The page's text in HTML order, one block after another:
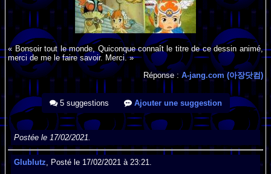
« Bonsoir tout le monde, Quiconque connaît le titre de ce dessin animé,
merci de me le faire savoir. Merci. »
Réponse :A-jang.com (아장닷컴)
5 suggestions Ajouter une suggestion
Postée le 17/02/2021.
Glublutz , Posté le 17/02/2021 à 23:21.